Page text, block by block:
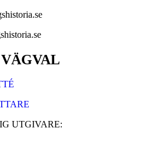
UTGIVARE: